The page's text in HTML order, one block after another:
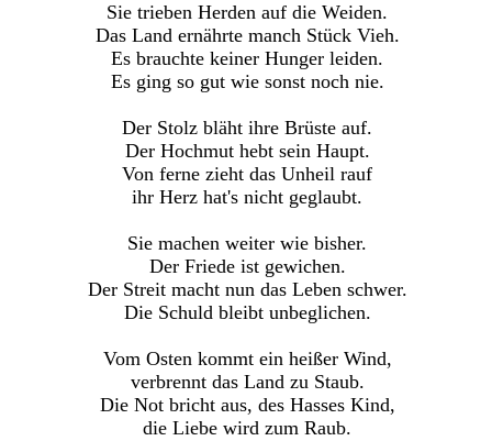
Sie trieben Herden auf die Weiden.
Das Land ernährte manch Stück Vieh.
Es brauchte keiner Hunger leiden.
Es ging so gut wie sonst noch nie.
Der Stolz bläht ihre Brüste auf.
Der Hochmut hebt sein Haupt.
Von ferne zieht das Unheil rauf
ihr Herz hat's nicht geglaubt.
Sie machen weiter wie bisher.
Der Friede ist gewichen.
Der Streit macht nun das Leben schwer.
Die Schuld bleibt unbeglichen.
Vom Osten kommt ein heißer Wind,
verbrennt das Land zu Staub.
Die Not bricht aus, des Hasses Kind,
die Liebe wird zum Raub.